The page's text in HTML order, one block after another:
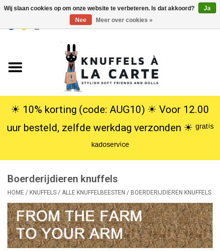
USD
Knuffels
Poppen
SALE
info
Lookbooks
☀︎ 10% korting (code: AUG10) ☀︎ Voor 12.00
uur besteld, zelfde werkdag verzonden ☀︎ ᵍʳᵃᵗⁱˢ
ᵏᵃᵈᵒˢᵉʳᵛⁱᶜᵉ
Boerderijdieren knuffels
HOME / KNUFFELS / ALLE KNUFFELBEESTEN / BOERDERIJDIEREN KNUFFELS
Wij slaan cookies op om onze website te verbeteren. Is dat akkoord?
Ja
Nee
Meer over cookies »